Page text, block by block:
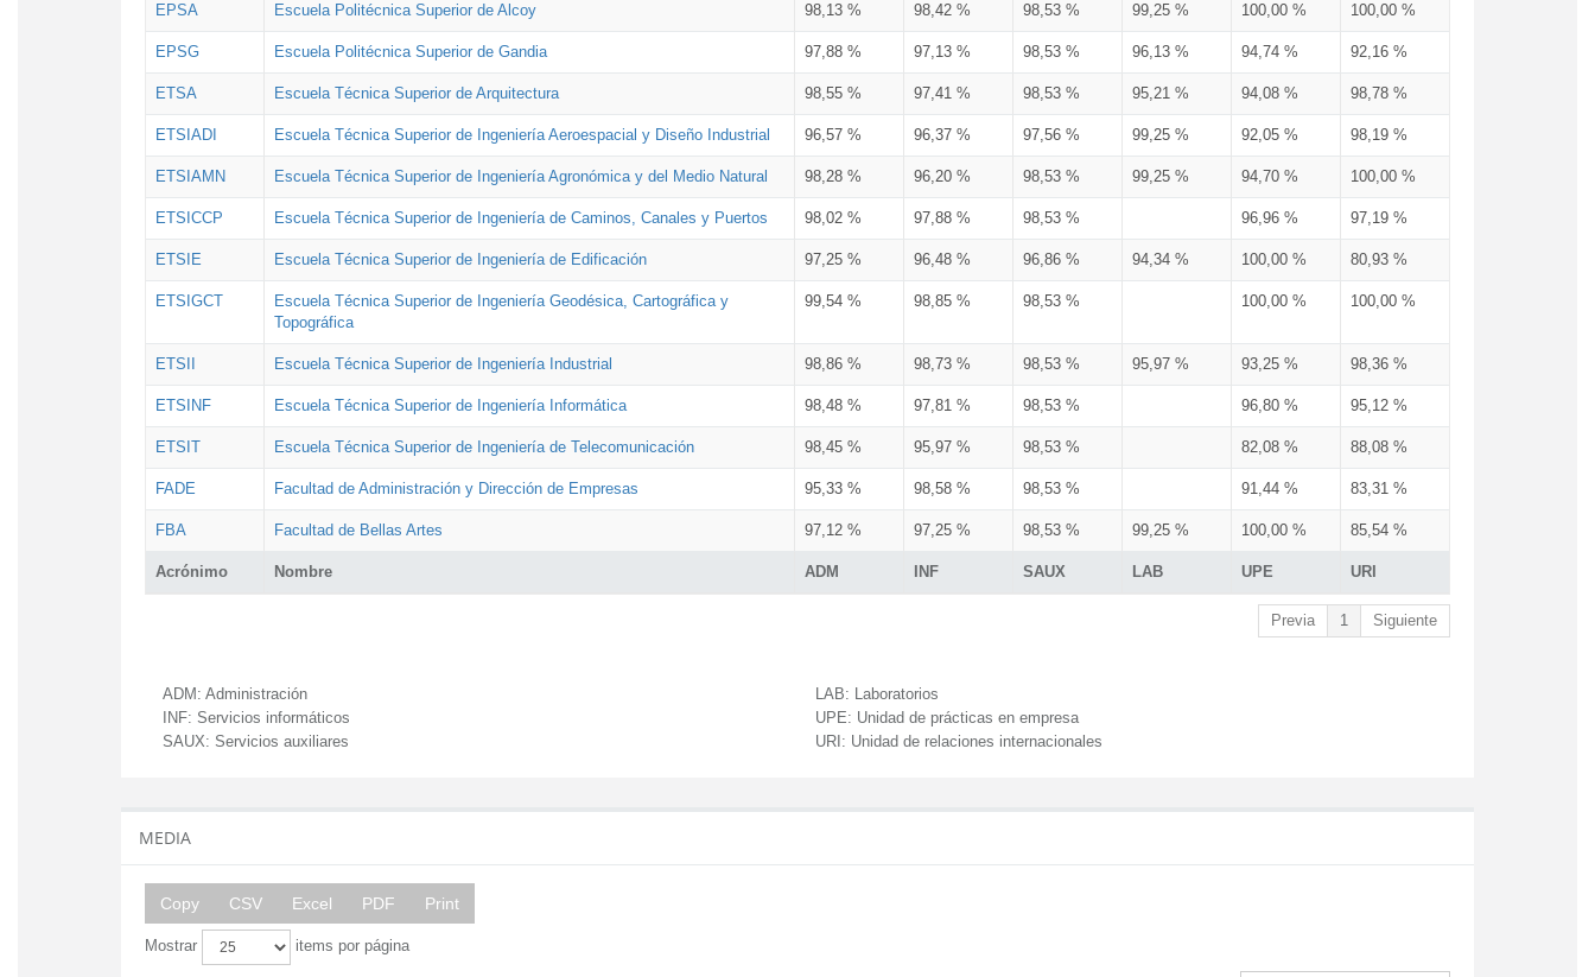
Acrónimo Nombre ADM INF SAUX LAB UPE URI
EPSA Escuela Politécnica Superior de Alcoy 98,13 % 98,42 % 98,53 % 99,25 % 100,00 % 100,00 %
EPSG Escuela Politécnica Superior de Gandia 97,88 % 97,13 % 98,53 % 96,13 % 94,74 % 92,16 %
ETSA Escuela Técnica Superior de Arquitectura 98,55 % 97,41 % 98,53 % 95,21 % 94,08 % 98,78 %
ETSIADI Escuela Técnica Superior de Ingeniería Aeroespacial y Diseño Industrial 96,57 % 96,37 % 97,56 % 99,25 % 92,05 % 98,19 %
ETSIAMN Escuela Técnica Superior de Ingeniería Agronómica y del Medio Natural 98,28 % 96,20 % 98,53 % 99,25 % 94,70 % 100,00 %
ETSICCP Escuela Técnica Superior de Ingeniería de Caminos, Canales y Puertos 98,02 % 97,88 % 98,53 % 96,96 % 97,19 %
ETSIE Escuela Técnica Superior de Ingeniería de Edificación 97,25 % 96,48 % 96,86 % 94,34 % 100,00 % 80,93 %
ETSIGCT
Escuela Técnica Superior de Ingeniería Geodésica, Cartográfica y
Topográfica
99,54 % 98,85 % 98,53 % 100,00 % 100,00 %
ETSII Escuela Técnica Superior de Ingeniería Industrial 98,86 % 98,73 % 98,53 % 95,97 % 93,25 % 98,36 %
ETSINF Escuela Técnica Superior de Ingeniería Informática 98,48 % 97,81 % 98,53 % 96,80 % 95,12 %
ETSIT Escuela Técnica Superior de Ingeniería de Telecomunicación 98,45 % 95,97 % 98,53 % 82,08 % 88,08 %
FADE Facultad de Administración y Dirección de Empresas 95,33 % 98,58 % 98,53 % 91,44 % 83,31 %
FBA Facultad de Bellas Artes 97,12 % 97,25 % 98,53 % 99,25 % 100,00 % 85,54 %
Previa 1 Siguiente
ADM: Administración
INF: Servicios informáticos
SAUX: Servicios auxiliares
LAB: Laboratorios
UPE: Unidad de prácticas en empresa
URI: Unidad de relaciones internacionales
MEDIA
Copy CSV Excel PDF Print
Mostrar items por página